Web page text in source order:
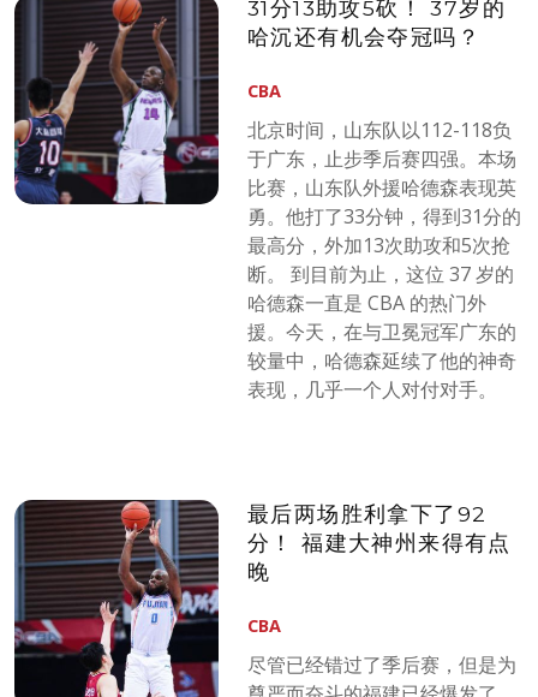
31分13助攻5砍！ 37岁的
哈沉还有机会夺冠吗？
CBA
北京时间，山东队以112-118负
于广东，止步季后赛四强。本场
比赛，山东队外援哈德森表现英
勇。他打了33分钟，得到31分的
最高分，外加13次助攻和5次抢
断。 到目前为止，这位 37 岁的
哈德森一直是 CBA 的热门外
援。今天，在与卫冕冠军广东的
较量中，哈德森延续了他的神奇
表现，几乎一个人对付对手。
最后两场胜利拿下了92
分！ 福建大神州来得有点
晚
CBA
尽管已经错过了季后赛，但是为